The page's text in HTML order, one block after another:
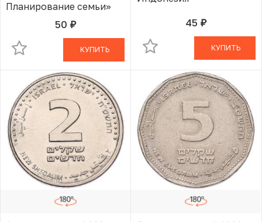
Планирование семьи»
50 руб.В КОРЗИНЕ
КУПИТЬ
45 руб.В КОРЗИНЕ
КУПИТЬ